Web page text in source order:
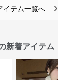
イテム一覧へ ›
新着アイテム